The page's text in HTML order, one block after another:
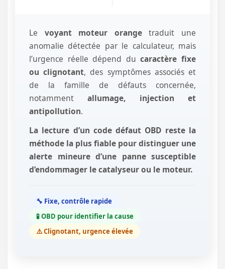
Le voyant moteur orangetraduit une
anomalie détectée par le calculateur, mais
l’urgence réelle dépend ducaractère fixe
ou clignotant, des symptômes associés et
de la famille de défauts concernée,
notammentallumage, injection et
antipollution.
La lecture d’un code défaut OBD reste la
méthode la plus fiable pour distinguer une
alerte mineure d’une panne susceptible
d’endommager le catalyseur ou le moteur.
🔧 Fixe, contrôle rapide
🧪 OBD pour identifier la cause
⚠️ Clignotant, urgence élevée